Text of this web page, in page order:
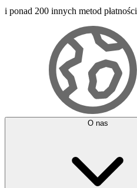
i ponad 200 innych metod płatności
O nas